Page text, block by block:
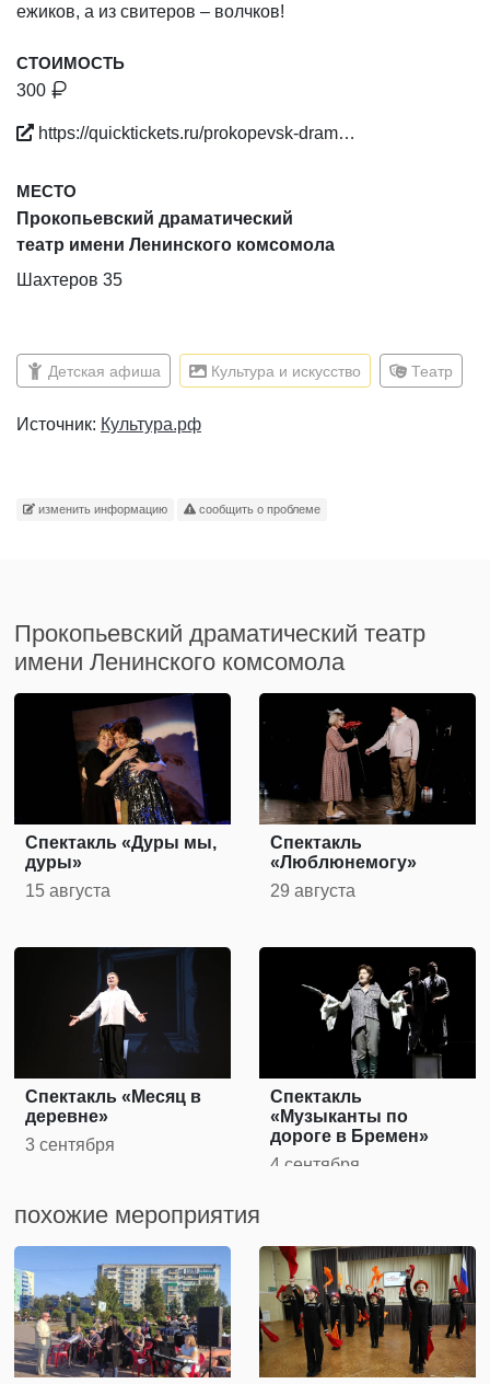
ежиков, а из свитеров – волчков!
СТОИМОСТЬ
300
https://quicktickets.ru/prokopevsk-dram…
МЕСТО
Прокопьевский драматический
театр имени Ленинского комсомола
Шахтеров 35
Детская афиша Культура и искусство Театр
Источник: Культура.рф
изменить информацию сообщить о проблеме
Прокопьевский драматический театр
имени Ленинского комсомола
Спектакль «Дуры мы,
дуры»
15 августа
Спектакль
«Люблюнемогу»
29 августа
Спектакль «Месяц в
деревне»
3 сентября
Спектакль
«Музыканты по
дороге в Бремен»
4 сентября
похожие мероприятия